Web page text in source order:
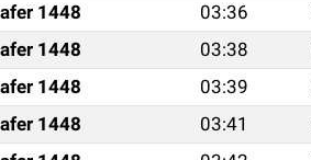
1448
03:36
1448
03:38
1448
03:39
1448
03:41